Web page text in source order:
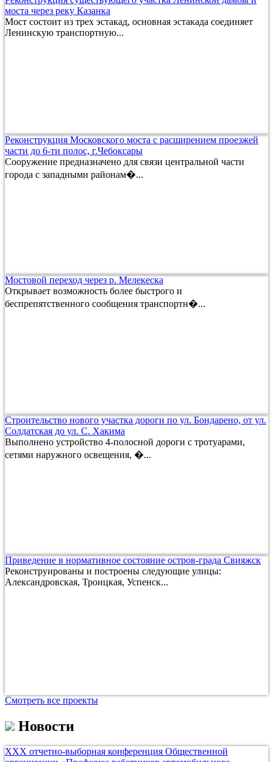
моста через реку Казанка
Мост состоит из трех эстакад, основная эстакада соединяет
Ленинскую транспортную...
Реконструкция Московского моста с расширением проезжей
части до 6-ти полос, г.Чебоксары
Сооружение предназначено для связи центральной части
города с западными районам�...
Мостовой переход через р. Мелекеска
Открывает возможность более быстрого и
беспрепятственного сообщения транспортн�...
Строительство нового участка дороги по ул. Бондарено, от ул.
Солдатская до ул. С. Хакима
Выполнено устройство 4-полосной дороги с тротуарами,
сетями наружного освещения, �...
Приведение в нормативное состояние остров-града Свияжск
Реконструированы и построены следующие улицы:
Александровская, Троицкая, Успенск...
Смотреть все проекты
Новости
ХХХ отчетно-выборная конференция Общественной